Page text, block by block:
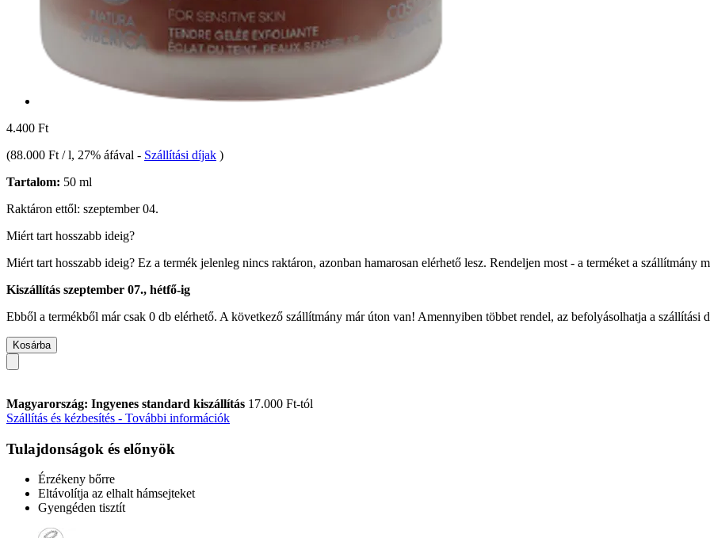
4.400 Ft
(88.000 Ft / l, 27% áfával - Szállítási díjak )
Tartalom: 50 ml
Raktáron ettől: szeptember 04.
Miért tart hosszabb ideig?
Miért tart hosszabb ideig? Ez a termék jelenleg nincs raktáron, azonban hamarosan elérhető lesz. Rendeljen most - a terméket a szállítmány
Kiszállítás szeptember 07., hétfő-ig
Ebből a termékből már csak 0 db elérhető. A következő szállítmány már úton van! Amennyiben többet rendel, az befolyásolhatja a szállítási
Kosárba
Magyarország: Ingyenes standard kiszállítás 17.000 Ft-tól
Szállítás és kézbesítés - További információk
Tulajdonságok és előnyök
Érzékeny bőrre
Eltávolítja az elhalt hámsejteket
Gyengéden tisztít